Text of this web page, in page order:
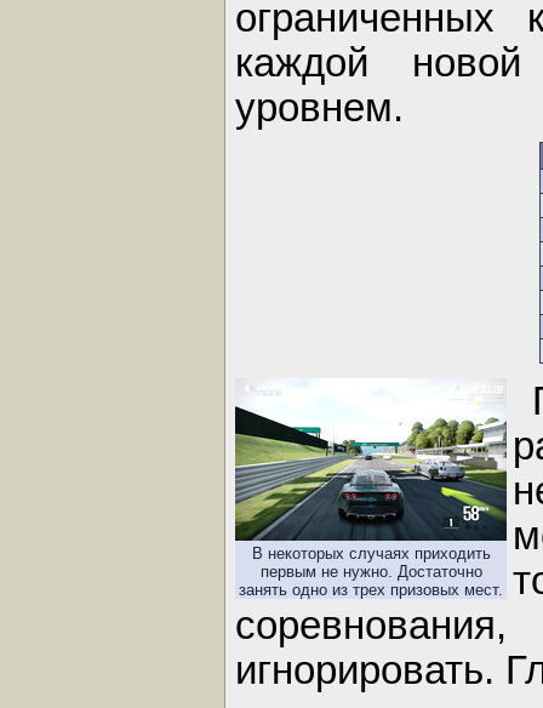
ограниченных
каждой
уровнем.
В некоторых случаях приходить
первым не нужно. Достаточно
занять одно из трех призовых мест.
игнорировать.